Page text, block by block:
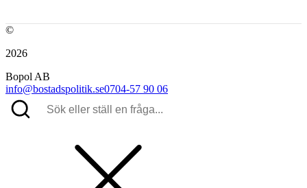
©
2026
Bopol AB
info@bostadspolitik.se0704-57 90 06